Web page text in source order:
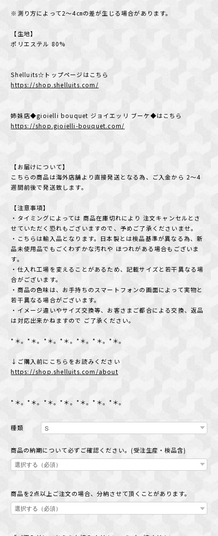
※測り方によって2～4㎝の差が生じる場合があります。
【生地】
ポリエステル 80%
Shelluits☆トップページはこちら
https://shop.shelluits.com/
姉妹店◆gioielli bouquet ジョイエッリ ブーケ◆はこちら
https://shop.gioielli-bouquet.com/
【お届けについて】
こちらの商品は海外店舗より直接発送となる為、ご入金から 2～4
週間前後で発送致します。
【注意事項】
・タイミングによっては 商品在庫切れにより 注文キャンセルとさ
せていただく恐れもございますので、予めご了承くださいませ。
・こちらは輸入品となります。日本製とは検品基準が異なる為、新
品未使用品でもごくわずかな汚れや ほつれがある場合もございま
す。
・仕入れ工場を変えることがあるため、記載サイズと若干異なる場
合がございます。
・商品の色味は、お手持ちのスマートフォンの画面によって実物と
若干異なる場合がございます。
・イメージ違いやサイズ交換等、お客さまご都合による交換、返品
は対応出来かねますので ご了承ください。
*＊。*＊。*＊。*＊。*＊。*＊。*＊。
↓ご購入前にこちらをお読みください
https://shop.shelluits.com/about
*＊。*＊。*＊。*＊。*＊。*＊。*＊。
種類
商品の納期について必ずご確認ください。(受注生産・検品含)
商品を2点以上ご注文の場合、分納させて頂くことがあります。